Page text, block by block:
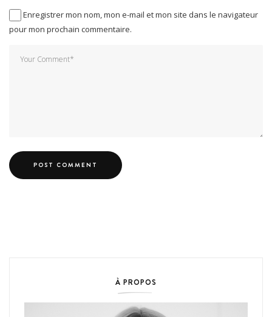
Enregistrer mon nom, mon e-mail et mon site dans le navigateur
pour mon prochain commentaire.
À PROPOS